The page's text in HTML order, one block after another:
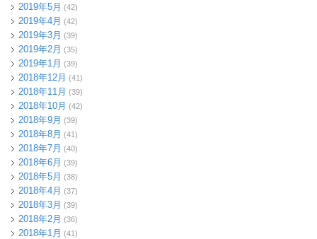
2019年5月 (42)
2019年4月 (42)
2019年3月 (39)
2019年2月 (35)
2019年1月 (39)
2018年12月 (41)
2018年11月 (39)
2018年10月 (42)
2018年9月 (39)
2018年8月 (41)
2018年7月 (40)
2018年6月 (39)
2018年5月 (38)
2018年4月 (37)
2018年3月 (39)
2018年2月 (36)
2018年1月 (41)